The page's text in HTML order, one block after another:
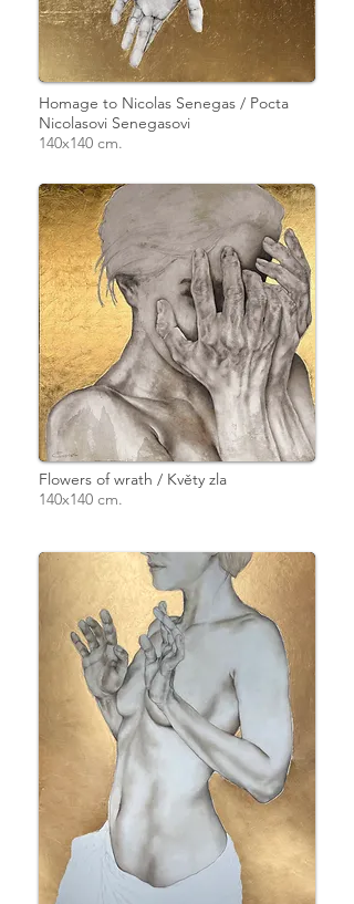
Homage to Nicolas Senegas / Pocta
Nicolasovi Senegasovi
140x140 cm.
Flowers of wrath / Květy zla
140x140 cm.